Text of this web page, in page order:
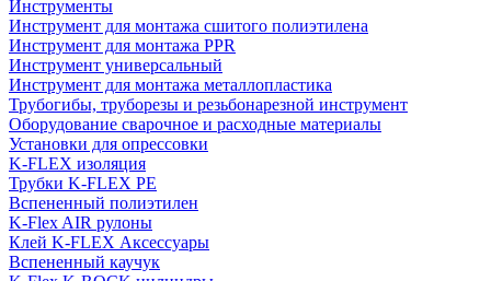
Инструменты
Инструмент для монтажа сшитого полиэтилена
Инструмент для монтажа PPR
Инструмент универсальный
Инструмент для монтажа металлопластика
Трубогибы, труборезы и резьбонарезной инструмент
Оборудование сварочное и расходные материалы
Установки для опрессовки
K-FLEX изоляция
Трубки K-FLEX PE
Вспененный полиэтилен
K-Flex AIR рулоны
Клей K-FLEX Аксессуары
Вспененный каучук